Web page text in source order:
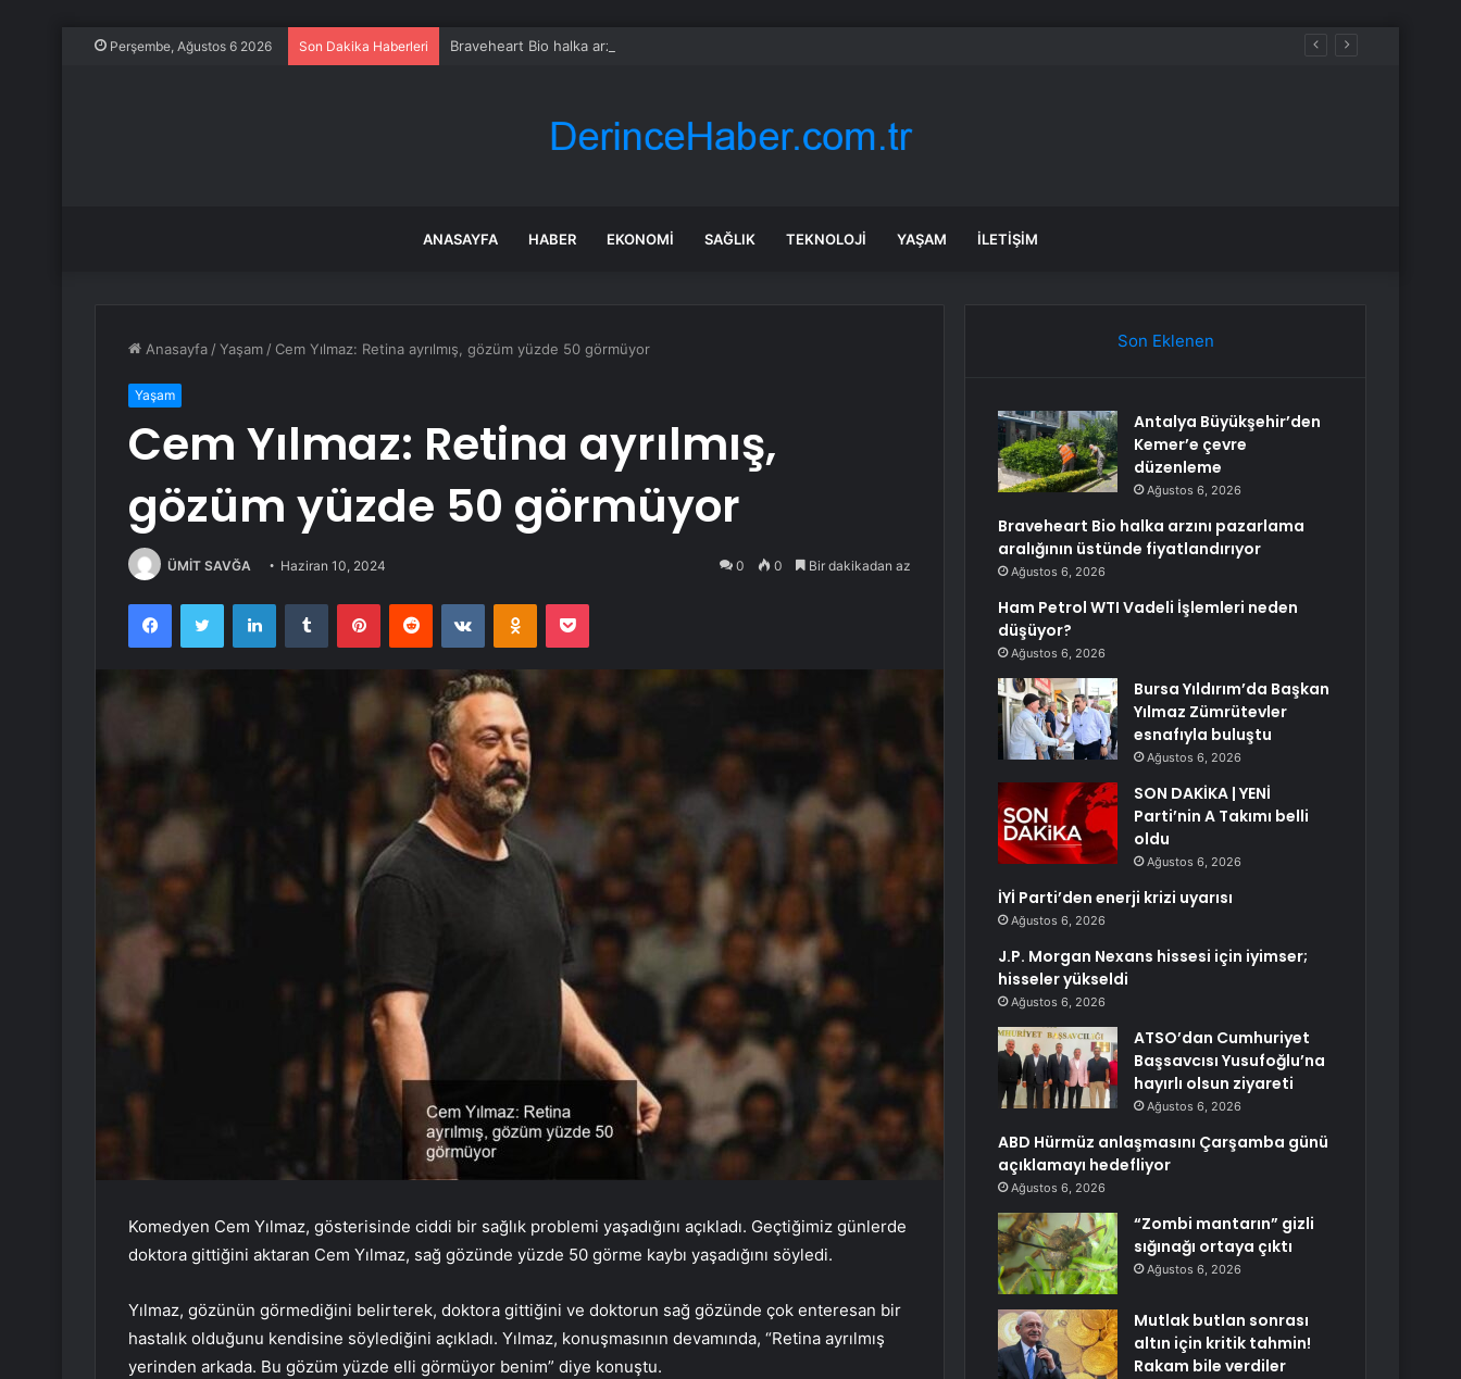
Perşembe, Ağustos 6 2026 Son Dakika Haberleri Braveheart Bio halka arzını pazarlama aralığının üstünde fiyatlandırıyor
ANASAYFA HABER EKONOMI SAĞLIK TEKNOLOJI YAŞAM İLETIŞIM
Anasayfa /Yaşam / Cem Yılmaz: Retina ayrılmış, gözüm yüzde 50 görmüyor
Yaşam
Cem Yılmaz: Retina ayrılmış,
gözüm yüzde 50 görmüyor
ÜMİT SAVĞA Haziran 10, 2024 0 0 Bir dakikadan az
FacebookTwitter LinkedInTumblr PinterestReddit VKontakteOdnoklassniki
Pocket
Komedyen Cem Yılmaz, gösterisinde ciddi bir sağlık problemi yaşadığını açıkladı. Geçtiğimiz günlerde
doktora gittiğini aktaran Cem Yılmaz, sağ gözünde yüzde 50 görme kaybı yaşadığını söyledi.
Yılmaz, gözünün görmediğini belirterek, doktora gittiğini ve doktorun sağ gözünde çok enteresan bir
hastalık olduğunu kendisine söylediğini açıkladı. Yılmaz, konuşmasının devamında, “Retina ayrılmış
yerinden arkada. Bu gözüm yüzde elli görmüyor benim” diye konuştu.
Son Eklenen
Antalya Büyükşehir’den
Kemer’e çevre
düzenleme
Ağustos 6, 2026
Braveheart Bio halka arzını pazarlama
aralığının üstünde fiyatlandırıyor
Ağustos 6, 2026
Ham Petrol WTI Vadeli İşlemleri neden
düşüyor?
Ağustos 6, 2026
Bursa Yıldırım’da Başkan
Yılmaz Zümrütevler
esnafıyla buluştu
Ağustos 6, 2026
SON DAKİKA | YENİ
Parti’nin A Takımı belli
oldu
Ağustos 6, 2026
İYİ Parti’den enerji krizi uyarısı
Ağustos 6, 2026
J.P. Morgan Nexans hissesi için iyimser;
hisseler yükseldi
Ağustos 6, 2026
ATSO’dan Cumhuriyet
Başsavcısı Yusufoğlu’na
hayırlı olsun ziyareti
Ağustos 6, 2026
ABD Hürmüz anlaşmasını Çarşamba günü
açıklamayı hedefliyor
Ağustos 6, 2026
“Zombi mantarın” gizli
sığınağı ortaya çıktı
Ağustos 6, 2026
Mutlak butlan sonrası
altın için kritik tahmin!
Rakam bile verdiler